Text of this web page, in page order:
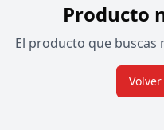
Producto
El producto que buscas